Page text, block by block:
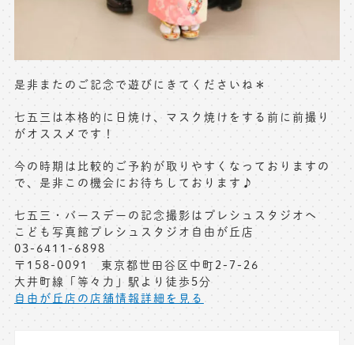
是非またのご記念で遊びにきてくださいね＊
七五三は本格的に日焼け、マスク焼けをする前に前撮り
がオススメです！
今の時期は比較的ご予約が取りやすくなっておりますの
で、是非この機会にお待ちしております♪
七五三・バースデーの記念撮影はプレシュスタジオへ
こども写真館プレシュスタジオ自由が丘店
03-6411-6898
〒158-0091 東京都世田谷区中町2-7-26
大井町線「等々力」駅より徒歩5分
自由が丘店の店舗情報詳細を見る